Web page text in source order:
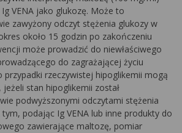
VENA jako glukozę. Może to
zawyżony odczyt stężenia glukozy w
około 15 godzin po zakończeniu
może prowadzić do niewłaściwego
do zagrażającej życiu
przypadki rzeczywistej hipoglikemii mogą
stan hipoglikemii został
podwyższonymi odczytami stężenia
tym, podając Ig VENA lub inne produkty do
zawierające maltozę, pomiar